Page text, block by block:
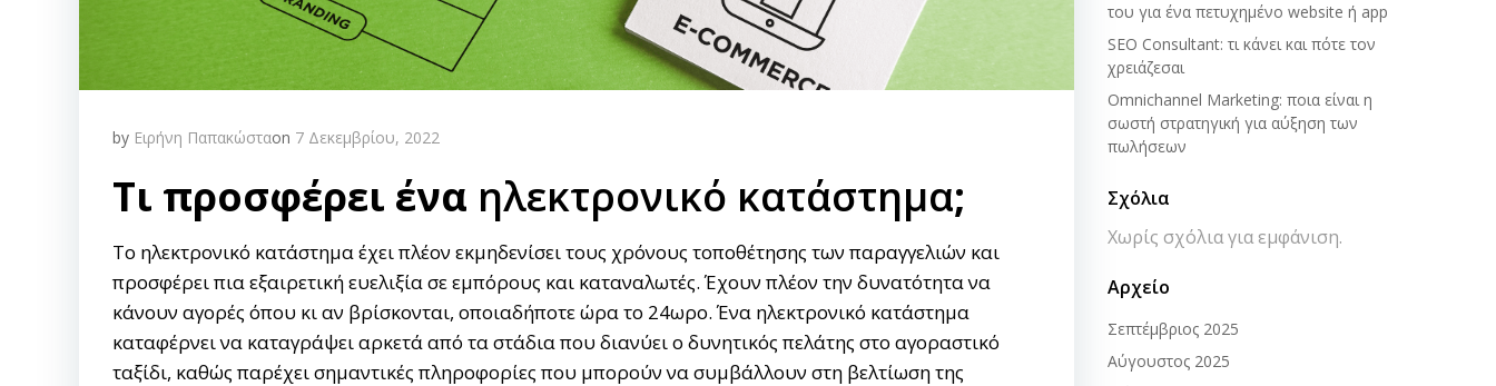
by Ειρήνη Παπακώσταon 7 Δεκεμβρίου, 2022
Τι προσφέρει ένα ηλεκτρονικό κατάστημα;
Το ηλεκτρονικό κατάστημα έχει πλέον εκμηδενίσει τους χρόνους τοποθέτησης των παραγγελιών και
προσφέρει πια εξαιρετική ευελιξία σε εμπόρους και καταναλωτές. Έχουν πλέον την δυνατότητα να
κάνουν αγορές όπου κι αν βρίσκονται, οποιαδήποτε ώρα το 24ωρο. Ένα ηλεκτρονικό κατάστημα
καταφέρνει να καταγράψει αρκετά από τα στάδια που διανύει ο δυνητικός πελάτης στο αγοραστικό
ταξίδι, καθώς παρέχει σημαντικές πληροφορίες που μπορούν να συμβάλλουν στη βελτίωση της
του για ένα πετυχημένο website ή app
SEO Consultant: τι κάνει και πότε τον
χρειάζεσαι
Omnichannel Marketing: ποια είναι η
σωστή στρατηγική για αύξηση των
πωλήσεων
Σχόλια
Χωρίς σχόλια για εμφάνιση.
Aρχείο
Σεπτέμβριος 2025
Αύγουστος 2025